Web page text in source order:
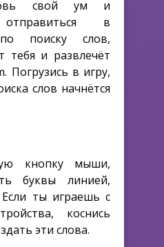
свой ум и
отправиться в
поиску слов,
тебя и развлечёт
Погрузись в игру,
слов начнётся
кнопку мыши,
буквы линией,
Если ты играешь с
коснись
эти слова.